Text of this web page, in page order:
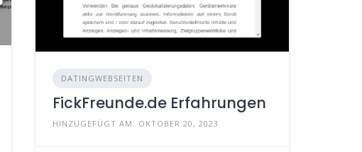
DATINGWEBSEITEN
FickFreunde.de Erfahrungen
HINZUGEFÜGT AM: OKTOBER 20, 2023